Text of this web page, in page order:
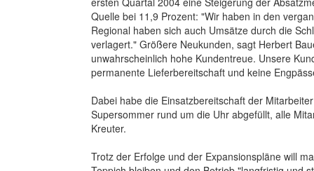
Quelle bei 11,9 Prozent: "Wir haben in den
Regional haben sich auch Umsätze durch die
verlagert." Größere Neukunden, sagt Herbert
unwahrscheinlich hohe Kundentreue. Unsere
permanente Lieferbereitschaft und keine
Dabei habe die Einsatzbereitschaft der
Supersommer rund um die Uhr abgefüllt, alle
Kreuter.
Trotz der Erfolge und der Expansionspläne will